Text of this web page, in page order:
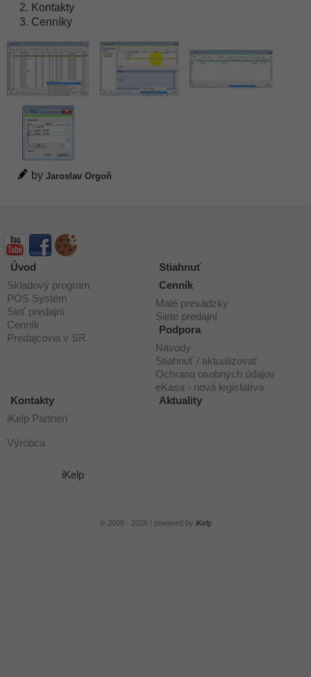
Kontakty
Cenníky
by Jaroslav Orgoň
Úvod
Skladový program
POS Systém
Sieť predajní
Cenník
Predajcovia v SR
Stiahnuť
Cenník
Malé prevádzky
Siete predajní
Podpora
Návody
Stiahnuť / aktualizovať
Ochrana osobných údajov
eKasa - nová legislatíva
Kontakty
iKelp Partneri
Výrobca
Aktuality
iKelp
© 2009 - 2026 | powered by iKelp